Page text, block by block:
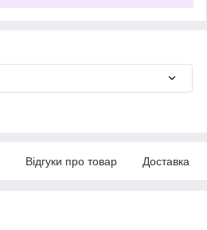
Відгуки про товар Доставка